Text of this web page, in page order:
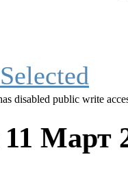
disabled public write
11 Март